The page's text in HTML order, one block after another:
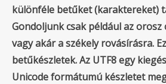
különféle betűket (karaktereket)
Gondoljunk csak például az
vagy akár a székely rovásírásra.
betűkészletek. Az UTF8 egy
Unicode formátumú készletet